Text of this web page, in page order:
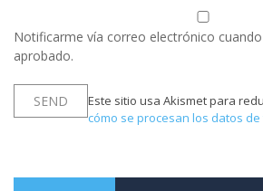
Notificarme vía correo electrónico
aprobado.
Este sitio usa Akismet para
cómo se procesan los datos